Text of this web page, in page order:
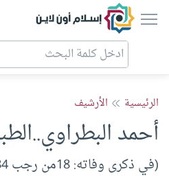
إسلام أون لاين
الرئيسية الأرشيف
أحمد
(في ذكرى وفاته: 18من رجب 1384 هـ)